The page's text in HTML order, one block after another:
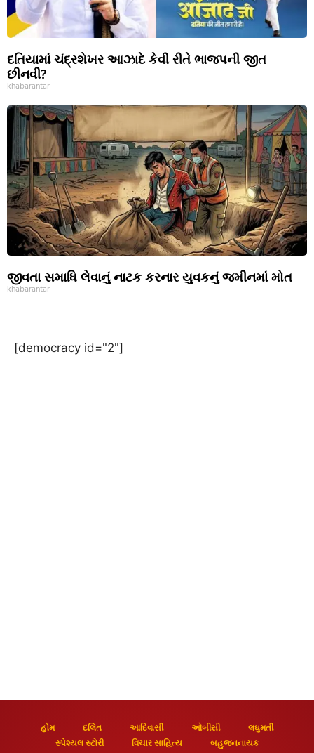
દતિયામાં ચંદ્રશેખર આઝાદે કેવી રીતે ભાજપની જીત
છીનવી?
khabarantar
જીવતા સમાધિ લેવાનું નાટક કરનાર યુવકનું જમીનમાં મોત
khabarantar
[democracy id="2"]
હોમ દલિત આદિવાસી ઓબીસી
લઘુમતી
સ્પેશ્યલ સ્ટોરી
વિચાર સાહિત્ય બહુજનનાયક